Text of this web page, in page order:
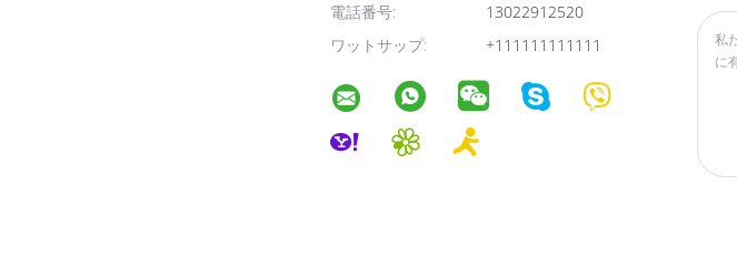
電話番号:
13022912520
ワットサップ:
+111111111111